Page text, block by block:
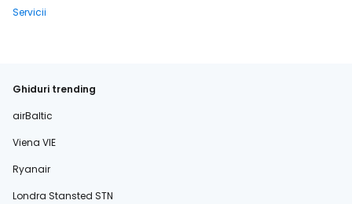
Servicii
Ghiduri trending
airBaltic
Viena VIE
Ryanair
Londra Stansted STN